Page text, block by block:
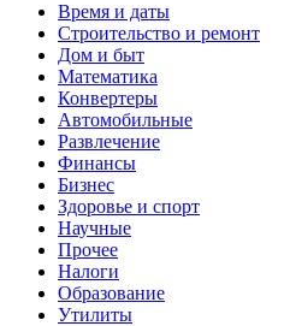
Время и даты
Строительство и ремонт
Дом и быт
Математика
Конвертеры
Автомобильные
Развлечение
Финансы
Бизнес
Здоровье и спорт
Научные
Прочее
Налоги
Образование
Утилиты